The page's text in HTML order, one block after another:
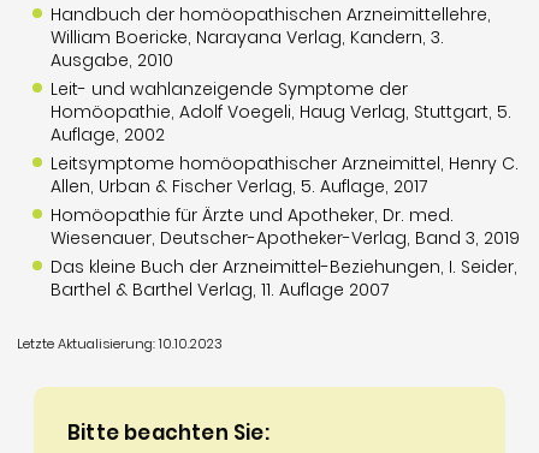
Handbuch der homöopathischen Arzneimittellehre,
William Boericke, Narayana Verlag, Kandern, 3.
Ausgabe, 2010
Leit- und wahlanzeigende Symptome der
Homöopathie, Adolf Voegeli, Haug Verlag, Stuttgart, 5.
Auflage, 2002
Leitsymptome homöopathischer Arzneimittel, Henry C.
Allen, Urban & Fischer Verlag, 5. Auflage, 2017
Homöopathie für Ärzte und Apotheker, Dr. med.
Wiesenauer, Deutscher-Apotheker-Verlag, Band 3, 2019
Das kleine Buch der Arzneimittel-Beziehungen, I. Seider,
Barthel & Barthel Verlag, 11. Auflage 2007
Letzte Aktualisierung: 10.10.2023
Bitte beachten Sie: